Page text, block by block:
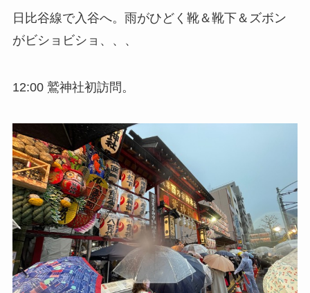
日比谷線で入谷へ。雨がひどく靴＆靴下＆ズボン
がビショビショ、、、
12:00 鷲神社初訪問。